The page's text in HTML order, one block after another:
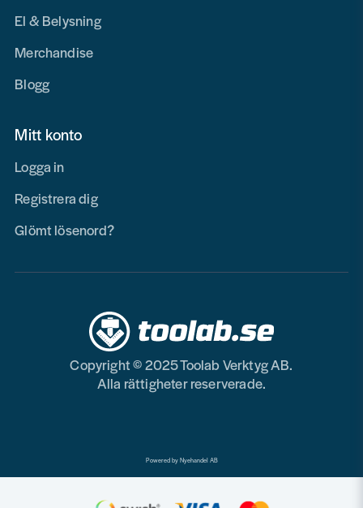
El & Belysning
Merchandise
Blogg
Mitt konto
Logga in
Registrera dig
Glömt lösenord?
Copyright © 2025 Toolab Verktyg AB.
Alla rättigheter reserverade.
Powered by Nyehandel AB